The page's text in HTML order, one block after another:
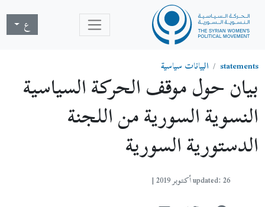
ع
statements البيانات سياسية
بيان حول موقف الحركة السياسية
النسوية السورية من اللجنة
الدستورية السورية
updated: 26 أكتوبر 2019 |